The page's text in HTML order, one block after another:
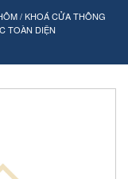
/KHOÁ CỬA THÔNG
TOÀN DIỆN